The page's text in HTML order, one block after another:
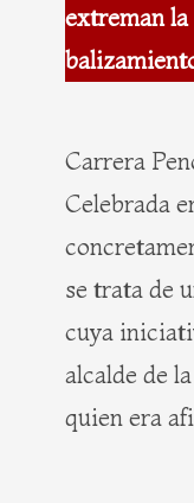
extreman
Carrera
Celebrada
se trata de
cuya
alcalde de
quien era